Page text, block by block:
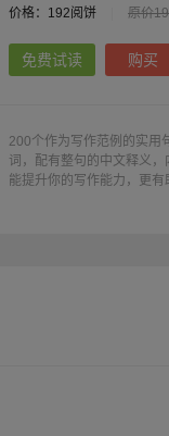
价格：192阅饼 原价
免费试读 购买
200个作为写作范例的实用
词，配有整句的中文释义
能提升你的写作能力，更